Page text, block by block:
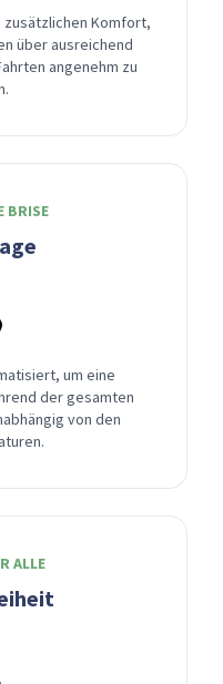
zusätzlichen Komfort,
über ausreichend
angenehm zu
BRISE
um eine
der gesamten
von den
ALLE